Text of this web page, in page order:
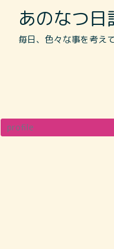
あのなつ日
毎日、色々な事を考え
profile